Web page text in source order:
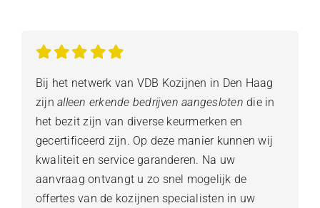
Bij het netwerk van VDB Kozijnen in Den Haag
zijnalleen erkende bedrijven aangesloten die in
het bezit zijn van diverse keurmerken en
gecertificeerd zijn. Op deze manier kunnen wij
kwaliteit en service garanderen. Na uw
aanvraag ontvangt u zo snel mogelijk de
offertes van de kozijnen specialisten in uw